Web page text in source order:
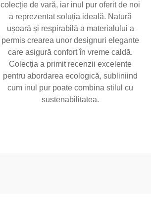
colecție de vară, iar inul pur oferit de noi
a reprezentat soluția ideală. Natură
ușoară și respirabilă a materialului a
permis crearea unor designuri elegante
care asigură confort în vreme caldă.
Colecția a primit recenzii excelente
pentru abordarea ecologică, subliniind
cum inul pur poate combina stilul cu
sustenabilitatea.